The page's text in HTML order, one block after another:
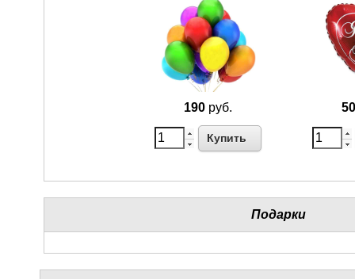
190 руб.
Купить
Подарки